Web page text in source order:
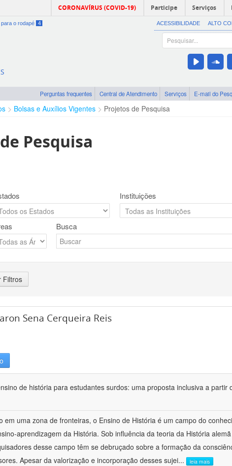
CORONAVÍRUS (COVID-19) Participe Serviços
para o rodapé 4 ACESSIBILIDADE ALTO
Perguntas frequentes Central de Atendimento Serviços E-mail do
Bolsas e Auxílios Vigentes Projetos de Pesquisa
Pesquisa
Instituições
Busca
Filtros
Sena Cerqueira Reis
de história para estudantes surdos: uma proposta inclusiva a partir
em uma zona de fronteiras, o Ensino de História é um campo do
aprendizagem da História. Sob influência da teoria da História
desse campo têm se debruçado sobre a formação da
Apesar da valorização e incorporação desses sujei... leia mais